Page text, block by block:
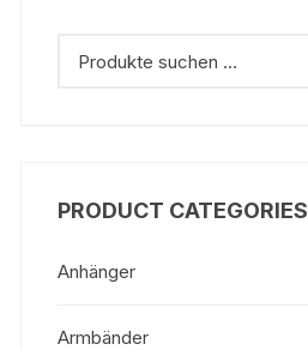
PRODUCT CATEGORIES
Anhänger
Armbänder